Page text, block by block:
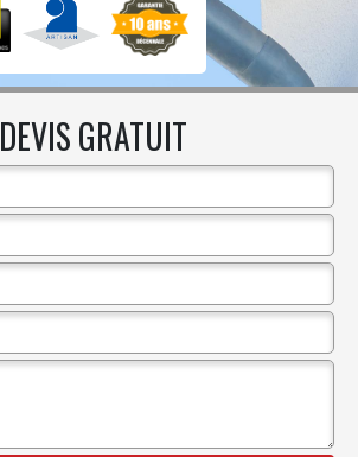
DEVIS GRATUIT